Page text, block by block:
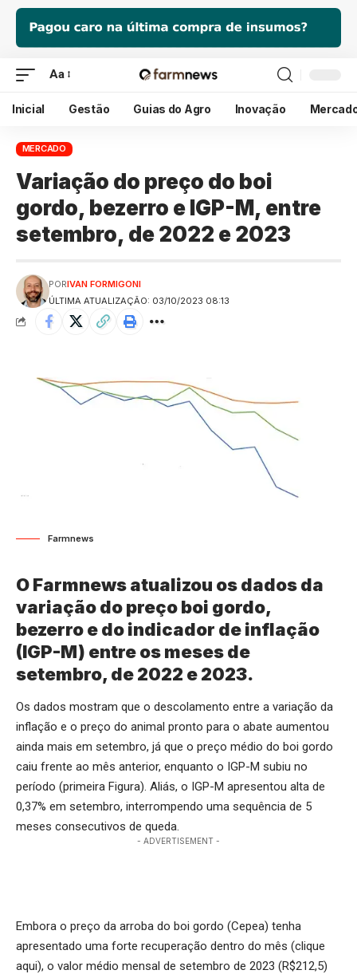
Aa
Inicial Gestão Guias do Agro Inovação
MERCADO
Variação do preço do boi
gordo, bezerro e IGP-M, entre
setembro, de 2022 e 2023
ÚLTIMA ATUALIZAÇÃO: 03/10/2023 08:13
PORIVAN FORMIGONI
Farmnews
O Farmnews atualizou os dados da
variação do preço boi gordo,
bezerro e do indicador de inflação
(IGP-M) entre os meses de
setembro, de 2022 e 2023.
Os dados mostram que o descolamento entre a variação da
inflação e o preço do animal pronto para o abate aumentou
ainda mais em setembro, já que o preço médio do boi gordo
caiu frente ao mês anterior, enquanto o IGP-M subiu no
período (primeira Figura). Aliás, o IGP-M apresentou alta de
0,37% em setembro, interrompendo uma sequência de 5
meses consecutivos de queda.
- ADVERTISEMENT -
Embora o preço da arroba do boi gordo (Cepea) tenha
apresentado uma forte recuperação dentro do mês (clique
aqui), o valor médio mensal de setembro de 2023 (R$212,5)